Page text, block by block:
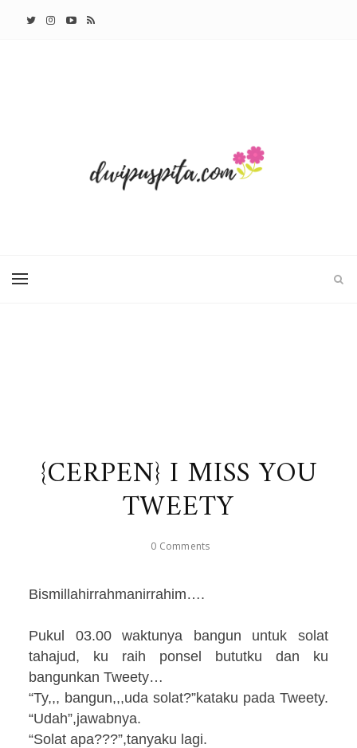
{CERPEN} I MISS YOU
TWEETY
0 Comments
Bismillahirrahmanirrahim….
Pukul 03.00 waktunya bangun untuk solat
tahajud, ku raih ponsel bututku dan ku
bangunkan Tweety…
“Ty,,, bangun,,,uda solat?”kataku pada Tweety.
“Udah”,jawabnya.
“Solat apa???”,tanyaku lagi.